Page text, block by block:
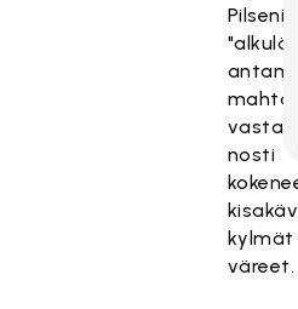
Pilsenin
antama
nosti
kylmät
väreet.